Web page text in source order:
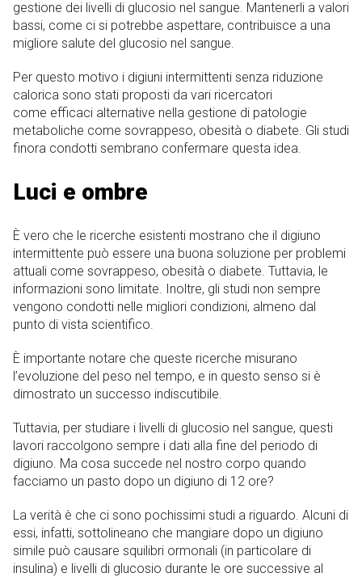
gestione dei livelli di glucosio nel sangue. Mantenerli a valori
bassi, come ci si potrebbe aspettare, contribuisce a una
migliore salute del glucosio nel sangue.
Per questo motivo i digiuni intermittenti senza riduzione
calorica sono stati proposti da vari ricercatori
come efficaci alternative nella gestione di patologie
metaboliche come sovrappeso, obesità o diabete. Gli studi
finora condotti sembrano confermare questa idea.
Luci e ombre
È vero che le ricerche esistenti mostrano che il digiuno
intermittente può essere una buona soluzione per problemi
attuali come sovrappeso, obesità o diabete. Tuttavia, le
informazioni sono limitate. Inoltre, gli studi non sempre
vengono condotti nelle migliori condizioni, almeno dal
punto di vista scientifico.
È importante notare che queste ricerche misurano
l’evoluzione del peso nel tempo, e in questo senso si è
dimostrato un successo indiscutibile.
Tuttavia, per studiare i livelli di glucosio nel sangue, questi
lavori raccolgono sempre i dati alla fine del periodo di
digiuno. Ma cosa succede nel nostro corpo quando
facciamo un pasto dopo un digiuno di 12 ore?
La verità è che ci sono pochissimi studi a riguardo. Alcuni di
essi, infatti, sottolineano che mangiare dopo un digiuno
simile può causare squilibri ormonali (in particolare di
insulina) e livelli di glucosio durante le ore successive al